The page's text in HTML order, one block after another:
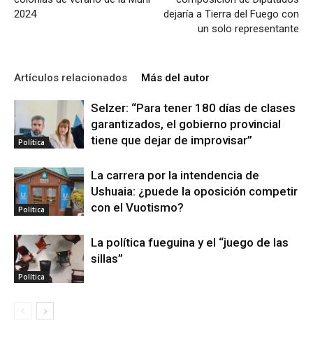
2024
dejaría a Tierra del Fuego con
un solo representante
Artículos relacionados Más del autor
Política
Selzer: “Para tener 180 días de clases
garantizados, el gobierno provincial
tiene que dejar de improvisar”
Política
La carrera por la intendencia de
Ushuaia: ¿puede la oposición competir
con el Vuotismo?
Política
La política fueguina y el “juego de las
sillas”